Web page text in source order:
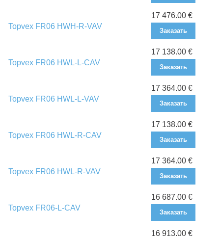
Topvex FR06 HWH-R-VAV
17 476.00 €
Заказать
Topvex FR06 HWL-L-CAV
17 138.00 €
Заказать
Topvex FR06 HWL-L-VAV
17 364.00 €
Заказать
Topvex FR06 HWL-R-CAV
17 138.00 €
Заказать
Topvex FR06 HWL-R-VAV
17 364.00 €
Заказать
Topvex FR06-L-CAV
16 687.00 €
Заказать
16 913.00 €